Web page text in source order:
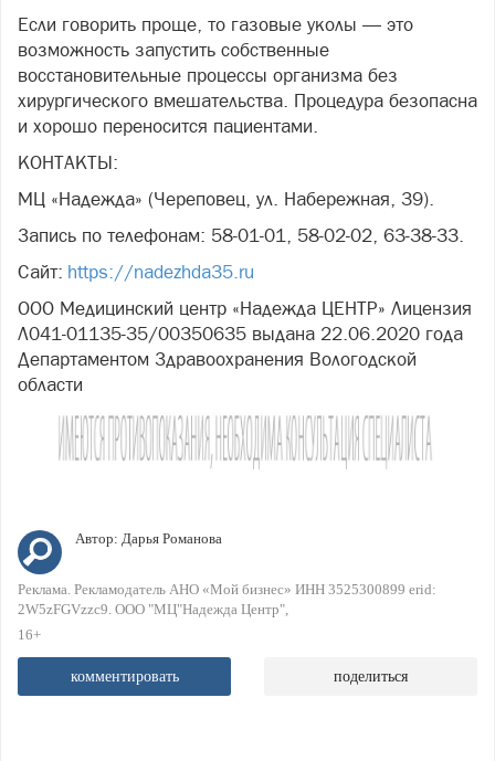
Если говорить проще, то газовые уколы — это
возможность запустить собственные
восстановительные процессы организма без
хирургического вмешательства. Процедура безопасна
и хорошо переносится пациентами.
КОНТАКТЫ:
МЦ «Надежда» (Череповец, ул. Набережная, 39).
Запись по телефонам: 58-01-01, 58-02-02, 63-38-33.
Сайт: https://nadezhda35.ru
ООО Медицинский центр «Надежда ЦЕНТР» Лицензия
Л041-01135-35/00350635 выдана 22.06.2020 года
Департаментом Здравоохранения Вологодской
области
Автор: Дарья Романова
Реклама. Рекламодатель АНО «Мой бизнес» ИНН 3525300899 erid:
2W5zFGVzzc9. ООО "МЦ"Надежда Центр"
16+
комментировать поделиться